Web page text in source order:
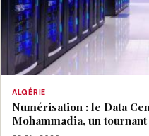
ALGÉRIE
Numérisation : le Data
Mohammadia, un